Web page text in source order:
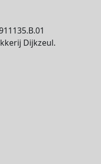
Dijkzeul.